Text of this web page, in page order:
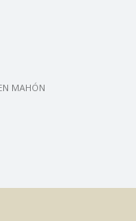
MAHÓN